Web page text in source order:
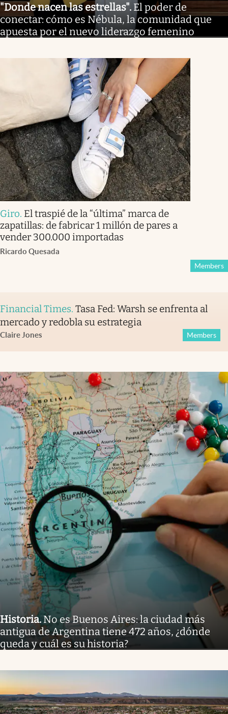
"Donde nacen las estrellas". El poder de
conectar: cómo es Nébula, la comunidad que
apuesta por el nuevo liderazgo femenino
Giro. El traspié de la “última” marca de
zapatillas: de fabricar 1 millón de pares a
vender 300.000 importadas
Ricardo Quesada
Members
Financial Times. Tasa Fed: Warsh se enfrenta al
mercado y redobla su estrategia
Claire Jones Members
Historia. No es Buenos Aires: la ciudad más
antigua de Argentina tiene 472 años, ¿dónde
queda y cuál es su historia?